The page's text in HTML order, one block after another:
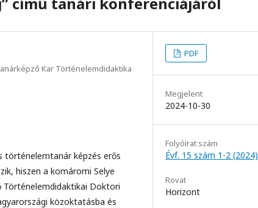
Kar Történelemdidaktika
történelemtanár képzés erős
hiszen a komáromi Selye
Történelemdidaktikai Doktori
közoktatásba és
PDF
Megjelent
2024-10-30
Folyóirat szám
Évf. 15 szám 1-2 (2024)
Rovat
Horizont